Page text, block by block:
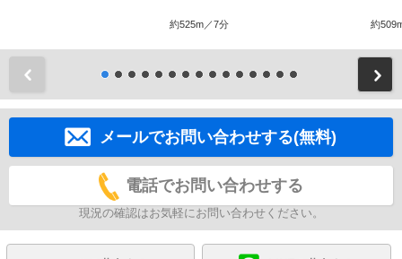
約525m／7分 約
メールでお問い合わせする(無料)
電話でお問い合わせする
現況の確認はお気軽にお問い合わせください。